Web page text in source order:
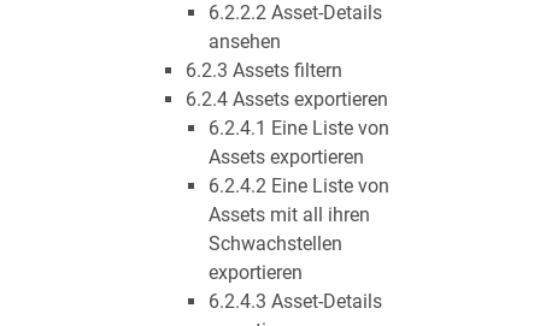
6.2.2.2 Asset-Details
ansehen
6.2.3 Assets filtern
6.2.4 Assets exportieren
6.2.4.1 Eine Liste von
Assets exportieren
6.2.4.2 Eine Liste von
Assets mit all ihren
Schwachstellen
exportieren
6.2.4.3 Asset-Details